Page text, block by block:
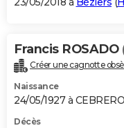
Francis ROSADO
Créer une cagnotte
Naissance
24/05/1927 à
Décès